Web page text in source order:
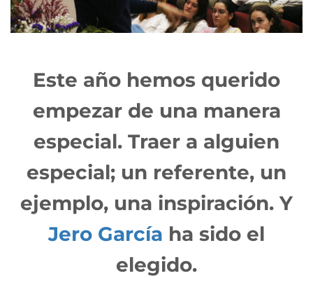
Este año hemos querido
empezar de una manera
especial. Traer a alguien
especial; un referente, un
ejemplo, una inspiración. Y
Jero García ha sido el
elegido.